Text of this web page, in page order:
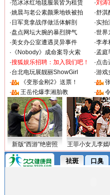
·范冰冰红地毯服装皆为租赁 ·刘涛
·姚晨与老公素颜乘地铁被拍 ·舒淇
· 日军竟拿战俘做活体解剖 ·实拍
·盘点网坛大腕的暴烈脾气 ·世界
·美女办公室遭遇灵异事件 ·李孝
· 《Nobody》成命案导火索 ·孟庭
·搜狐娱乐招聘：加入我们吧！ ·点击
·台北电玩展靓丽ShowGirl ·游戏
·
《变形金刚2》送票！ ·
·
王岳伦爆李湘胎教 ·
新版“西游”绝密照 王菲小女儿李